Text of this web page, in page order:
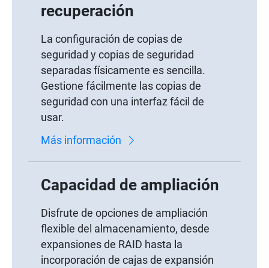
recuperación
La configuración de copias de
seguridad y copias de seguridad
separadas físicamente es sencilla.
Gestione fácilmente las copias de
seguridad con una interfaz fácil de
usar.
Más información
Capacidad de ampliación
Disfrute de opciones de ampliación
flexible del almacenamiento, desde
expansiones de RAID hasta la
incorporación de cajas de expansión